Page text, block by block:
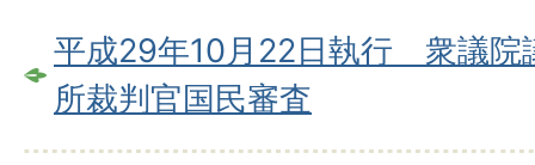
平成29年10月22日執行 衆議院
所裁判官国民審査